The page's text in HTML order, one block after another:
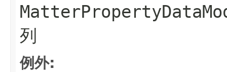
列
例外: